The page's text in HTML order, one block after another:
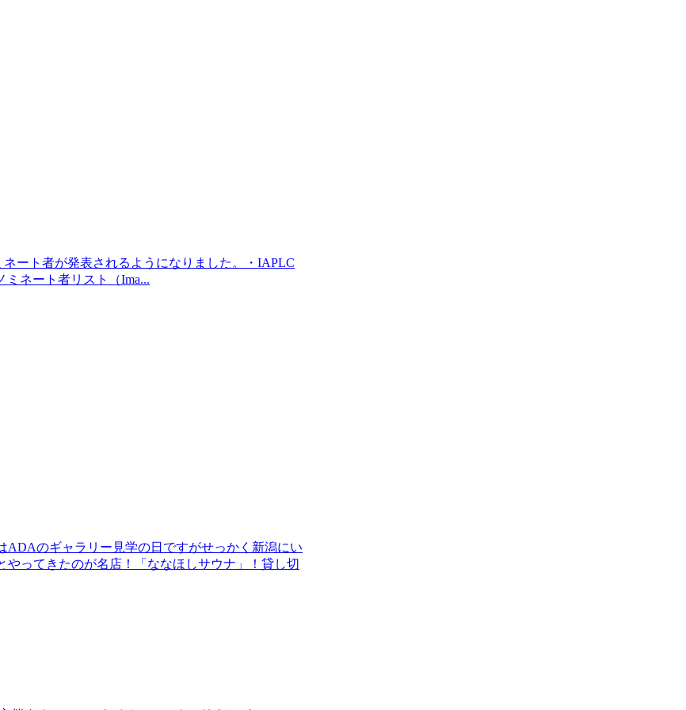
ート者が発表されるようになりました。・IAPLC
ミネート者リスト（Ima...
のギャラリー見学の日ですがせっかく新潟にい
ってきたのが名店！「ななほしサウナ」！貸し切